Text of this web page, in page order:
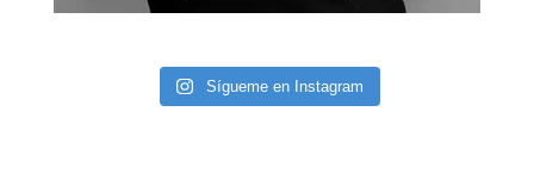
Sígueme en Instagram